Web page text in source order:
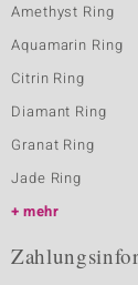
Amethyst Ring
Aquamarin Ring
Citrin Ring
Diamant Ring
Granat Ring
Jade Ring
mehr